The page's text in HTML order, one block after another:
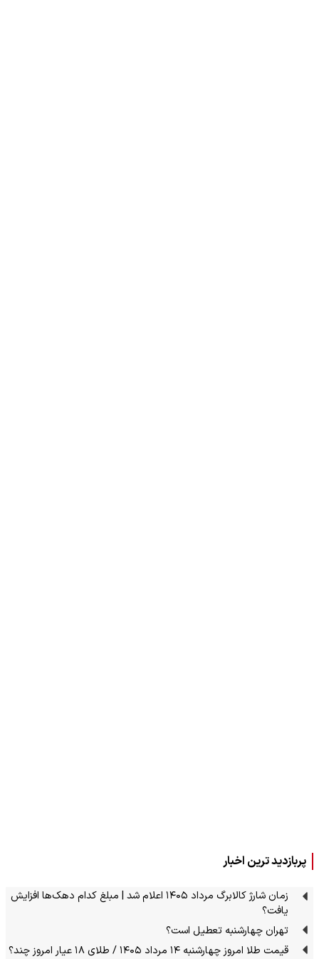
پربازدید ترین اخبار
زمان شارژ کالابرگ مرداد ۱۴۰۵ اعلام شد | مبلغ کدام دهک‌ها افزایش
یافت؟
تهران چهارشنبه تعطیل است؟
قیمت طلا امروز چهارشنبه ۱۴ مرداد ۱۴۰۵ / طلای ۱۸ عیار امروز چند؟